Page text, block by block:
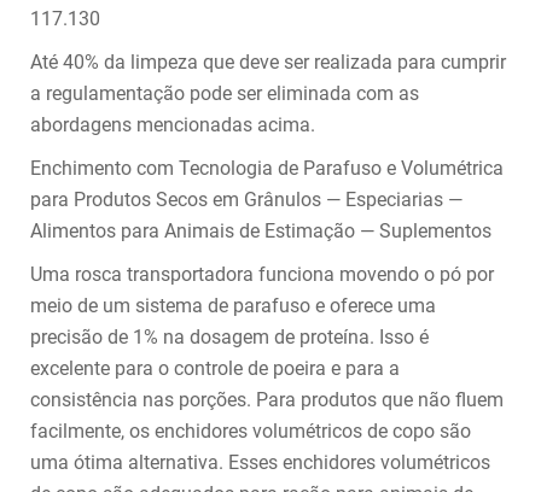
117.130
Até 40% da limpeza que deve ser realizada para cumprir
a regulamentação pode ser eliminada com as
abordagens mencionadas acima.
Enchimento com Tecnologia de Parafuso e Volumétrica
para Produtos Secos em Grânulos — Especiarias —
Alimentos para Animais de Estimação — Suplementos
Uma rosca transportadora funciona movendo o pó por
meio de um sistema de parafuso e oferece uma
precisão de 1% na dosagem de proteína. Isso é
excelente para o controle de poeira e para a
consistência nas porções. Para produtos que não fluem
facilmente, os enchidores volumétricos de copo são
uma ótima alternativa. Esses enchidores volumétricos